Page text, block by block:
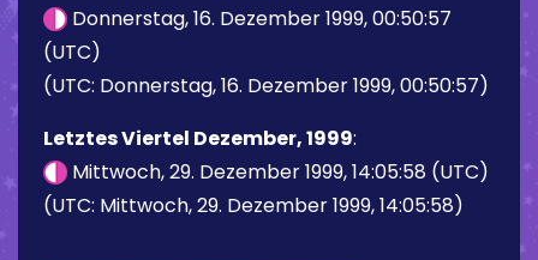
Donnerstag, 16. Dezember 1999, 00:50:57
(UTC)
(UTC: Donnerstag, 16. Dezember 1999, 00:50:57)
Letztes Viertel Dezember, 1999:
Mittwoch, 29. Dezember 1999, 14:05:58 (UTC)
(UTC: Mittwoch, 29. Dezember 1999, 14:05:58)